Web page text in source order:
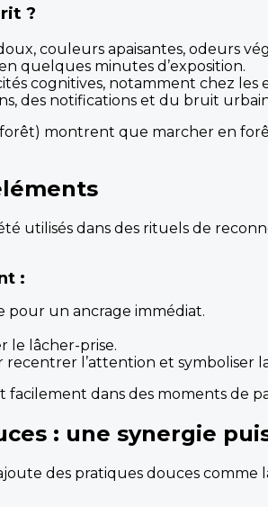
?
couleurs apaisantes, odeurs
quelques minutes d’exposition.
cognitives, notamment chez les
des notifications et du bruit
montrent que marcher en
utilisés dans des rituels de
:
pour un ancrage immédiat.
le lâcher-prise.
l’attention et symboliser
facilement dans des moments de
: une synergie
des pratiques douces